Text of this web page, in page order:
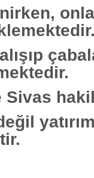
Sivas